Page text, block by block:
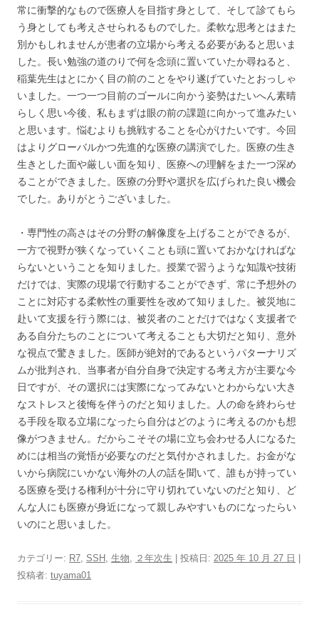
常に衝撃的なもので医療人を目指す身として、そして診てもら
う身としても考えさせられるものでした。柔軟な思考とはまた
別かもしれませんが患者の立場から考える必要があると思いま
した。長い勉強の道のりで何を念頭に置いていたか尋ねると、
稲葉先生はとにかく目の前のことをやり遂げていたとおっしゃ
いました。一つ一つ目前のゴールに向かう姿勢はたいへん素晴
らしく思い今後、私もまずは眼の前の課題に向かって進みたい
と思います。悩むよりも挑戦することを心がけたいです。今回
はよりグローバルかつ先進的な医療の講演でした。医療の生き
生きとした面や厳しい面を知り、医療への理解をまた一つ深め
ることができました。医療の分野や選択を広げられた良い機会
でした。ありがとうございました。
・専門性の高さはその分野の解像度を上げることができるが、
一方で視野が狭くなっていくことも頭に置いておかなければな
らないということを知りました。授業で習うような知識や技術
だけでは、実際の現場で行動することができず、常に予想外の
ことに対応する柔軟性の重要性を改めて知りました。被災地に
赴いて支援を行う際には、被災者のことだけではなく支援者で
ある自分たちのことについて考えることも大切だと知り、意外
な視点で驚きました。医師が絶対的であるというパターナリズ
ムが批判され、当事者が自分自身で決定する考え方が主要な今
日ですが、その選択には実際になってみないとわからない大き
なストレスと後悔を伴うのだと知りました。人の命を終わらせ
る手段を取る立場になったら自分はどのように考えるのかも想
像がつきません。だからこそその場に立ち会わせる人になるた
めには相当の覚悟が必要なのだと気付かされました。お金がな
いから病院にいかない海外の人の話を聞いて、誰もが持ってい
る医療を受ける権利が十分に守り切れていないのだと知り、ど
んな人にも医療が身近になって親しみやすいものになったらい
いのにと思いました。
カテゴリー: R7, SSH , 生物, ２年次生 | 投稿日: 2025 年 10 月 27 日
投稿者: tuyama01